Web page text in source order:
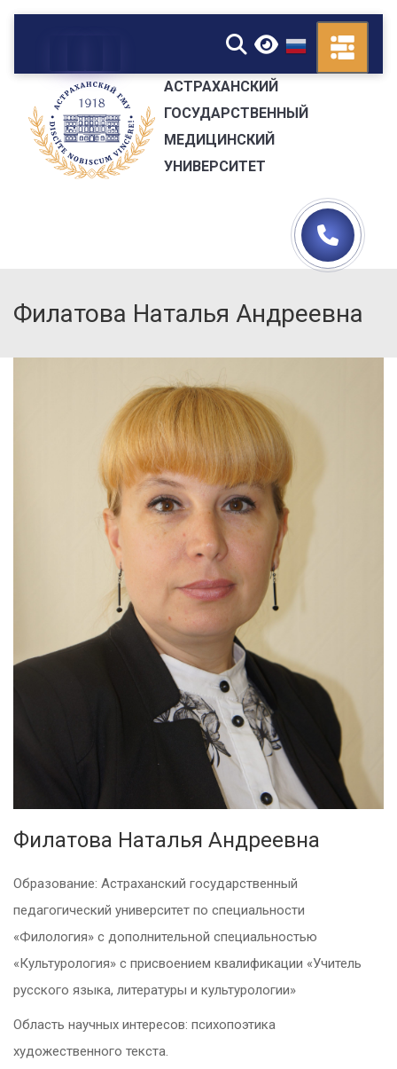
▼
АСТРАХАНСКИЙ
ГОСУДАРСТВЕННЫЙ
МЕДИЦИНСКИЙ
УНИВЕРСИТЕТ
Филатова Наталья Андреевна
Филатова Наталья Андреевна
Образование: Астраханский государственный
педагогический университет по специальности
«Филология» с дополнительной специальностью
«Культурология» с присвоением квалификации «Учитель
русского языка, литературы и культурологии»
Область научных интересов: психопоэтика
художественного текста.